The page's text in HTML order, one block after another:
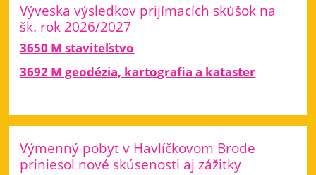
Výveska výsledkov prijímacích skúšok na
šk. rok 2026/2027
3650 M staviteľstvo
3692 M geodézia, kartografia a kataster
Výmenný pobyt v Havlíčkovom Brode
priniesol nové skúsenosti aj zážitky